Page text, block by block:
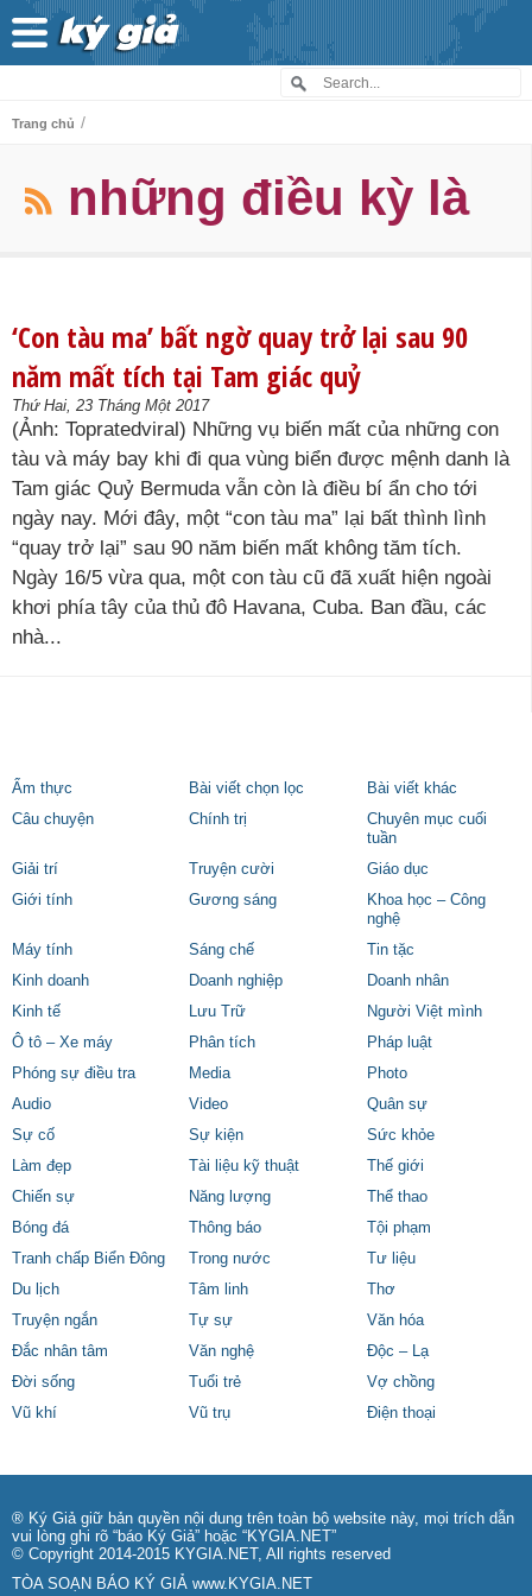
Trang chủ /
những điều kỳ là
‘Con tàu ma’ bất ngờ quay trở lại sau 90
năm mất tích tại Tam giác quỷ
Thứ Hai, 23 Tháng Một 2017
(Ảnh: Topratedviral) Những vụ biến mất của những con
tàu và máy bay khi đi qua vùng biển được mệnh danh là
Tam giác Quỷ Bermuda vẫn còn là điều bí ẩn cho tới
ngày nay. Mới đây, một “con tàu ma” lại bất thình lình
“quay trở lại” sau 90 năm biến mất không tăm tích.
Ngày 16/5 vừa qua, một con tàu cũ đã xuất hiện ngoài
khơi phía tây của thủ đô Havana, Cuba. Ban đầu, các
nhà...
Ẩm thực Bài viết chọn lọc
Bài viết khác
Câu chuyện
Chính trị
Chuyên mục cuối
tuần
Giải trí
Truyện cười
Giáo dục
Giới tính
Gương sáng
Khoa học – Công
nghệ
Máy tính
Sáng chế
Tin tặc
Kinh doanh
Doanh nghiệp
Doanh nhân
Kinh tế
Lưu Trữ
Người Việt mình
Ô tô – Xe máy
Phân tích
Pháp luật
Phóng sự điều tra
Media
Photo
Audio
Video
Quân sự
Sự cố
Sự kiện
Sức khỏe
Làm đẹp
Tài liệu kỹ thuật
Thế giới
Chiến sự
Năng lượng
Thể thao
Bóng đá
Thông báo
Tội phạm
Tranh chấp Biển Đông
Trong nước
Tư liệu
Du lịch
Tâm linh
Thơ
Truyện ngắn
Tự sự
Văn hóa
Đắc nhân tâm
Văn nghệ
Độc – Lạ
Đời sống
Tuổi trẻ
Vợ chồng
Vũ khí
Vũ trụ Điện thoại
® Ký Giả giữ bản quyền nội dung trên toàn bộ website này, mọi trích dẫn
vui lòng ghi rõ “báo Ký Giả” hoặc “KYGIA.NET”
© Copyright 2014-2015 KYGIA.NET, All rights reserved
TÒA SOẠN BÁO KÝ GIẢ www.KYGIA.NET